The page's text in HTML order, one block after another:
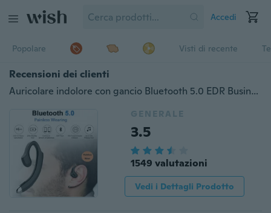
Accedi
Popolare Visti di recente
Recensioni dei clienti
Auricolare indolore con gancio Bluetooth 5.0 EDR Business, design ergonomico Tappi non auricolari Auricolare sportivo senza fili con microfono
GENERALE
3.5
1549 valutazioni
Vedi i Dettagli Prodotto